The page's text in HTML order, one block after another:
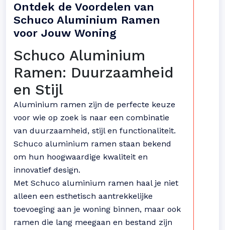
Ontdek de Voordelen van
Schuco Aluminium Ramen
voor Jouw Woning
Schuco Aluminium
Ramen: Duurzaamheid
en Stijl
Aluminium ramen zijn de perfecte keuze
voor wie op zoek is naar een combinatie
van duurzaamheid, stijl en functionaliteit.
Schuco aluminium ramen staan bekend
om hun hoogwaardige kwaliteit en
innovatief design.
Met Schuco aluminium ramen haal je niet
alleen een esthetisch aantrekkelijke
toevoeging aan je woning binnen, maar ook
ramen die lang meegaan en bestand zijn